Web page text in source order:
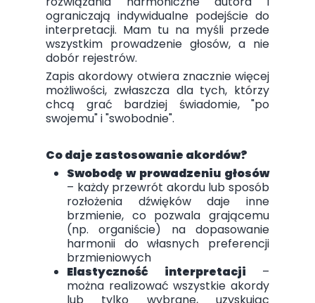
ograniczają indywidualne podejście do
interpretacji. Mam tu na myśli przede
wszystkim prowadzenie głosów, a nie
dobór rejestrów.
Zapis akordowy otwiera znacznie więcej
możliwości, zwłaszcza dla tych, którzy
chcą grać bardziej świadomie, "po
swojemu" i "swobodnie".
Co daje zastosowanie akordów?
Swobodę w prowadzeniu głosów
– każdy przewrót akordu lub sposób
rozłożenia dźwięków daje inne
brzmienie, co pozwala grającemu
(np. organiście) na dopasowanie
harmonii do własnych preferencji
brzmieniowych
Elastyczność interpretacji –
można realizować wszystkie akordy